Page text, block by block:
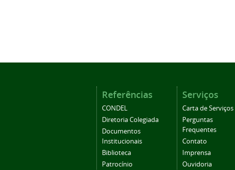
Referências
CONDEL
Diretoria Colegiada
Documentos
Institucionais
Biblioteca
Patrocínio
Serviços
Carta de Serviços
Perguntas
Frequentes
Contato
Imprensa
Ouvidoria